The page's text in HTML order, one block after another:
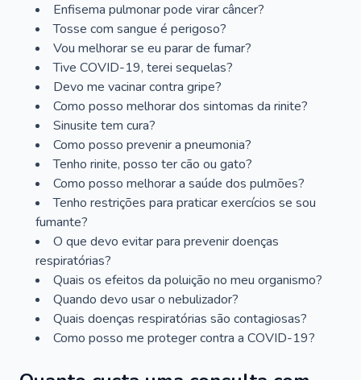
Enfisema pulmonar pode virar câncer?
Tosse com sangue é perigoso?
Vou melhorar se eu parar de fumar?
Tive COVID-19, terei sequelas?
Devo me vacinar contra gripe?
Como posso melhorar dos sintomas da rinite?
Sinusite tem cura?
Como posso prevenir a pneumonia?
Tenho rinite, posso ter cão ou gato?
Como posso melhorar a saúde dos pulmões?
Tenho restrições para praticar exercícios se sou
fumante?
O que devo evitar para prevenir doenças
respiratórias?
Quais os efeitos da poluição no meu organismo?
Quando devo usar o nebulizador?
Quais doenças respiratórias são contagiosas?
Como posso me proteger contra a COVID-19?